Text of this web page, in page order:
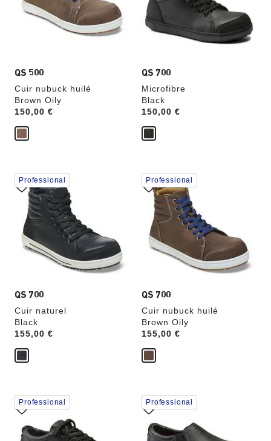
QS 500
Cuir nubuck huilé
Brown Oily
Price:
150,00 €
couleurs
modifiera
QS 700
Microfibre
Black
Price:
150,00 €
couleurs
modifiera
l’image
QS 700
Cuir naturel
Black
Price:
155,00 €
Cliquer
sur
les
échantillons
couleurs
modifiera
l’image
Professional
QS 700
Cuir nubuck huilé
Brown Oily
Price:
155,00 €
Cliquer
sur
les
échantillons
couleurs
modifiera
l’image
Professional
Cliquer
sur
les
échantillons
de
Professional
Cliquer
sur
les
échantillons
de
Professional